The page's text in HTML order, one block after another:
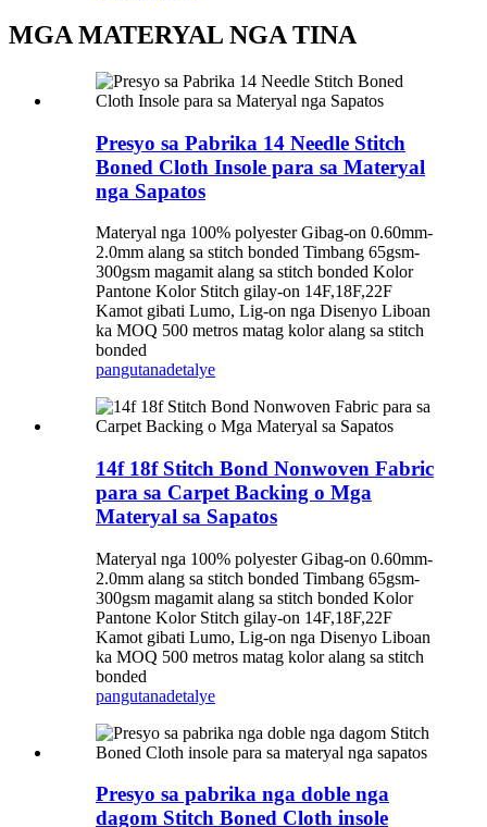
MGA MATERYAL NGA TINA
Presyo sa Pabrika 14 Needle Stitch
Boned Cloth Insole para sa Materyal
nga Sapatos
Materyal nga 100% polyester Gibag-on 0.60mm-
2.0mm alang sa stitch bonded Timbang 65gsm-
300gsm magamit alang sa stitch bonded Kolor
Pantone Kolor Stitch gilay-on 14F,18F,22F
Kamot gibati Lumo, Lig-on nga Disenyo Liboan
ka MOQ 500 metros matag kolor alang sa stitch
bonded
pangutanadetalye
14f 18f Stitch Bond Nonwoven Fabric
para sa Carpet Backing o Mga
Materyal sa Sapatos
Materyal nga 100% polyester Gibag-on 0.60mm-
2.0mm alang sa stitch bonded Timbang 65gsm-
300gsm magamit alang sa stitch bonded Kolor
Pantone Kolor Stitch gilay-on 14F,18F,22F
Kamot gibati Lumo, Lig-on nga Disenyo Liboan
ka MOQ 500 metros matag kolor alang sa stitch
bonded
pangutanadetalye
Presyo sa pabrika nga doble nga
dagom Stitch Boned Cloth insole